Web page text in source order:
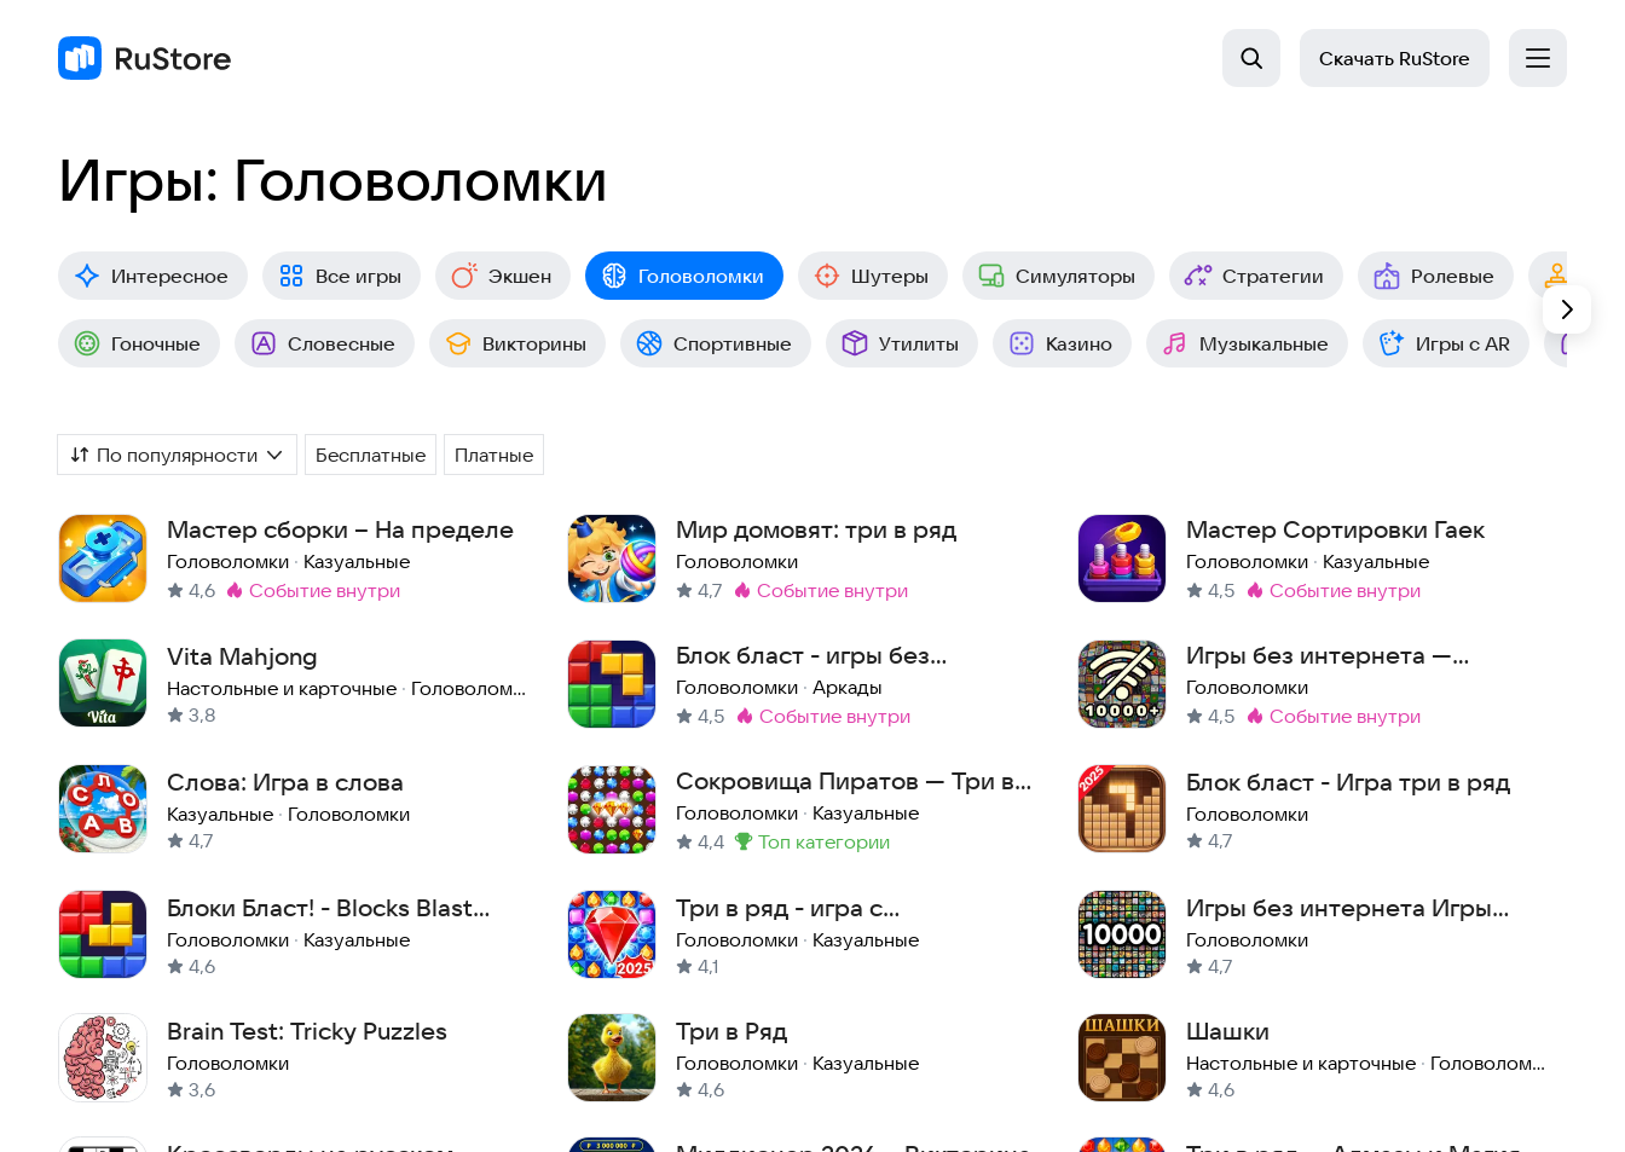
Скачать RuStore
Игры: Головоломки
Интересное Все игры Экшен Головоломки Шутеры Симуляторы Стратегии Ролевые
Гоночные Словесные Викторины Спортивные Утилиты Казино Музыкальные Игры с AR
По популярности Бесплатные Платные
Мастер сборки – На пределе
Головоломки · Казуальные
4,6
Метка:
событие внутри
Мир домовят: три в ряд
Головоломки
4,7
Метка:
событие внутри
Мастер Сортировки Гаек
Головоломки · Казуальные
4,5
Метка:
событие внутри
Vita Mahjong
Настольные и карточные · Головоломки
3,8
Блок бласт - игры без
интернета
Головоломки · Аркады
4,5
Метка:
событие внутри
Игры без интернета —
интересные головоломки
офлайн
Головоломки
4,5
Метка:
событие внутри
Слова: Игра в слова
Казуальные · Головоломки
4,7
Сокровища Пиратов — Три в
Ряд
Головоломки · Казуальные
4,4
Метка :
топ категории
Блок бласт - Игра три в ряд
Головоломки
4,7
Блоки Бласт! - Blocks Blast
Puzzle
Головоломки · Казуальные
4,6
Три в ряд - игра с
драгоценными камнями
Головоломки · Казуальные
4,1
Игры без интернета Игры
офлайн
Головоломки
4,7
Brain Test: Tricky Puzzles
Головоломки
3,6
Три в Ряд
Головоломки · Казуальные
4,6
Шашки
Настольные и карточные · Головоломки
4,6